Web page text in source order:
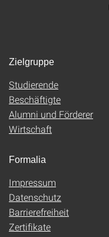
Zielgruppe
Studierende
Beschäftigte
Alumni und Förderer
Wirtschaft
Formalia
Impressum
Datenschutz
Barrierefreiheit
Zertifikate